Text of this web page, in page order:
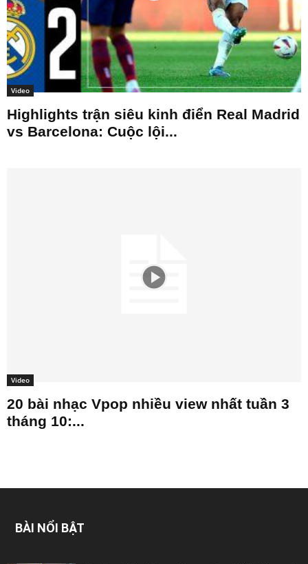
Video
Highlights trận siêu kinh điển Real Madrid
vs Barcelona: Cuộc lội...
Video
20 bài nhạc Vpop nhiều view nhất tuần 3
tháng 10:...
BÀI NỔI BẬT